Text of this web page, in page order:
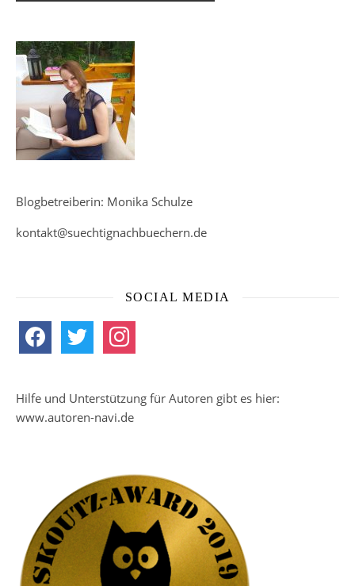
Blogbetreiberin: Monika Schulze
kontakt@suechtignachbuechern.de
SOCIAL MEDIA
facebook twitter instagram
Hilfe und Unterstützung für Autoren gibt es hier:
www.autoren-navi.de